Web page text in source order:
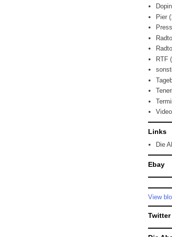
Pier
RTF
Video
Links
Die
Ebay
View
Twitter